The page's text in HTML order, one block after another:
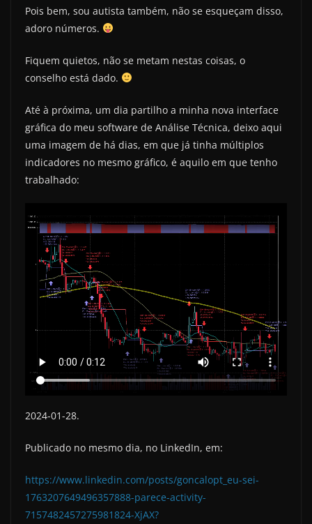
Pois bem, sou autista também, não se esqueçam disso,
adoro números.
Fiquem quietos, não se metam nestas coisas, o
conselho está dado.
Até à próxima, um dia partilho a minha nova interface
gráfica do meu software de Análise Técnica, deixo aqui
uma imagem de há dias, em que já tinha múltiplos
indicadores no mesmo gráfico, é aquilo em que tenho
trabalhado:
2024-01-28.
Publicado no mesmo dia, no LinkedIn, em:
https://www.linkedin.com/posts/goncalopt_eu-sei-
1763207649496357888-parece-activity-
7157482457275981824-XjAX?